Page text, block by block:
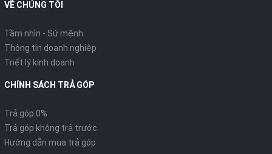
phun xăng điện tử PGM-FI
ái và khả năng kinh tế:
Mức tiêu hao nhiên liệu:
đầy.
Khung sườn eSAF:
(chỉ khoảng 94-95kg), tăng độ linh hoạt khi luồn lách trong phố
đông.
VỀ CHÚNG TÔI
Tầm nhìn - Sứ mệnh
Thông tin doanh nghiệp
Triết lý kinh doanh
CHÍNH SÁCH TRẢ GÓP
Trả góp 0%
Trả góp không trả trước
Hướng dẫn mua trả góp